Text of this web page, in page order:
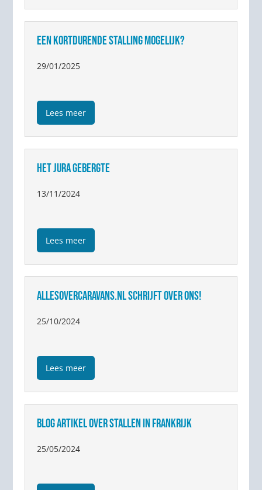
EEN KORTDURENDE STALLING MOGELIJK?
29/01/2025
Lees meer
HET JURA GEBERGTE
13/11/2024
Lees meer
ALLESOVERCARAVANS.NL SCHRIJFT OVER ONS!
25/10/2024
Lees meer
BLOG ARTIKEL OVER STALLEN IN FRANKRIJK
25/05/2024